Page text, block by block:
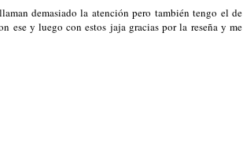
demasiado la atención pero también tengo el de
ese y luego con estos jaja gracias por la reseña y me